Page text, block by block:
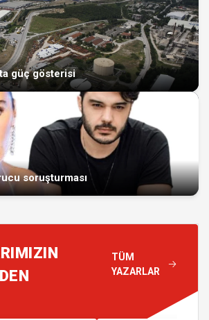
güç gösterisi
soruşturması
TÜM
YAZARLAR